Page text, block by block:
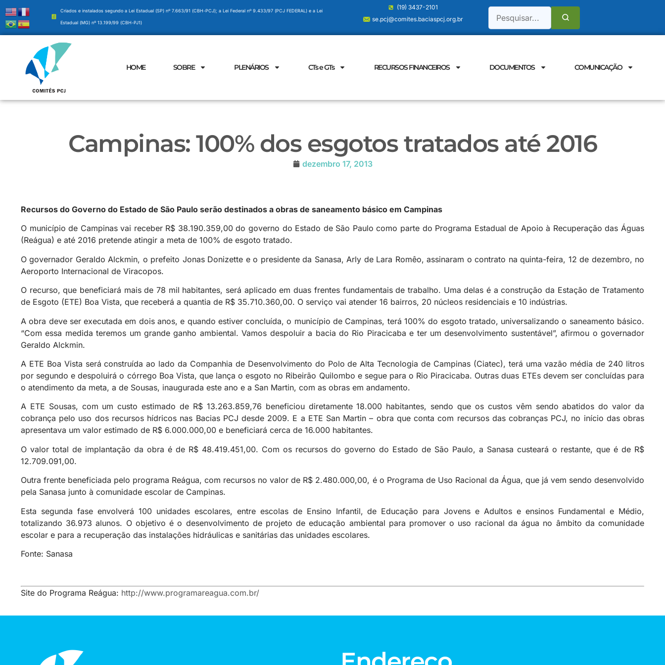
Criados e instalados segundo a Lei Estadual (SP) nº 7.663/91 (CBH-PCJ); a Lei Federal nº 9.433/97 (PCJ FEDERAL) e a Lei
Estadual (MG) nº 13.199/99 (CBH-PJ1)
(19) 3437-2101
se.pcj@comites.baciaspcj.org.br
HOME SOBRE PLENÁRIOS CTs e GTs RECURSOS FINANCEIROS DOCUMENTOS COMUNICAÇÃO
Campinas: 100% dos esgotos tratados até 2016
dezembro 17, 2013
Recursos do Governo do Estado de São Paulo serão destinados a obras de saneamento básico em Campinas
O município de Campinas vai receber R$ 38.190.359,00 do governo do Estado de São Paulo como parte do Programa Estadual de Apoio à Recuperação das Águas
(Reágua) e até 2016 pretende atingir a meta de 100% de esgoto tratado.
O governador Geraldo Alckmin, o prefeito Jonas Donizette e o presidente da Sanasa, Arly de Lara Romêo, assinaram o contrato na quinta-feira, 12 de dezembro, no
Aeroporto Internacional de Viracopos.
O recurso, que beneficiará mais de 78 mil habitantes, será aplicado em duas frentes fundamentais de trabalho. Uma delas é a construção da Estação de Tratamento
de Esgoto (ETE) Boa Vista, que receberá a quantia de R$ 35.710.360,00. O serviço vai atender 16 bairros, 20 núcleos residenciais e 10 indústrias.
A obra deve ser executada em dois anos, e quando estiver concluída, o município de Campinas, terá 100% do esgoto tratado, universalizando o saneamento básico.
“Com essa medida teremos um grande ganho ambiental. Vamos despoluir a bacia do Rio Piracicaba e ter um desenvolvimento sustentável”, afirmou o governador
Geraldo Alckmin.
A ETE Boa Vista será construída ao lado da Companhia de Desenvolvimento do Polo de Alta Tecnologia de Campinas (Ciatec), terá uma vazão média de 240 litros
por segundo e despoluirá o córrego Boa Vista, que lança o esgoto no Ribeirão Quilombo e segue para o Rio Piracicaba. Outras duas ETEs devem ser concluídas para
o atendimento da meta, a de Sousas, inaugurada este ano e a San Martin, com as obras em andamento.
A ETE Sousas, com um custo estimado de R$ 13.263.859,76 beneficiou diretamente 18.000 habitantes, sendo que os custos vêm sendo abatidos do valor da
cobrança pelo uso dos recursos hídricos nas Bacias PCJ desde 2009. E a ETE San Martin – obra que conta com recursos das cobranças PCJ, no início das obras
apresentava um valor estimado de R$ 6.000.000,00 e beneficiará cerca de 16.000 habitantes.
O valor total de implantação da obra é de R$ 48.419.451,00. Com os recursos do governo do Estado de São Paulo, a Sanasa custeará o restante, que é de R$
12.709.091,00.
Outra frente beneficiada pelo programa Reágua, com recursos no valor de R$ 2.480.000,00, é o Programa de Uso Racional da Água, que já vem sendo desenvolvido
pela Sanasa junto à comunidade escolar de Campinas.
Esta segunda fase envolverá 100 unidades escolares, entre escolas de Ensino Infantil, de Educação para Jovens e Adultos e ensinos Fundamental e Médio,
totalizando 36.973 alunos. O objetivo é o desenvolvimento de projeto de educação ambiental para promover o uso racional da água no âmbito da comunidade
escolar e para a recuperação das instalações hidráulicas e sanitárias das unidades escolares.
Fonte: Sanasa
Site do Programa Reágua: http://www.programareagua.com.br/